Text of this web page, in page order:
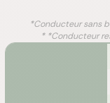
*Conducteur sans
* *Conducteur